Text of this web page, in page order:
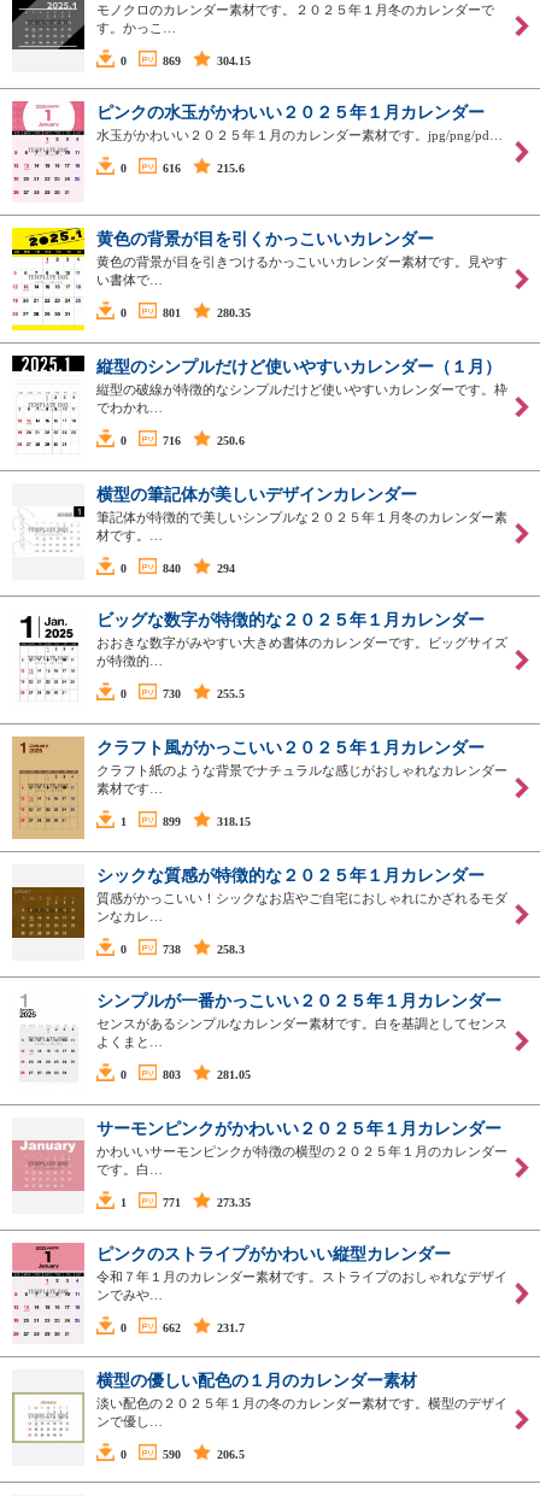
モノクロのカレンダー素材です。２０２５年１月冬のカレンダーで
す。かっこ…
0 869 304.15
ピンクの水玉がかわいい２０２５年１月カレンダー
水玉がかわいい２０２５年１月のカレンダー素材です。jpg/png/pd…
0 616 215.6
黄色の背景が目を引くかっこいいカレンダー
黄色の背景が目を引きつけるかっこいいカレンダー素材です。見やす
い書体で…
0 801 280.35
縦型のシンプルだけど使いやすいカレンダー（１月）
縦型の破線が特徴的なシンプルだけど使いやすいカレンダーです。枠
でわかれ…
0 716 250.6
横型の筆記体が美しいデザインカレンダー
筆記体が特徴的で美しいシンプルな２０２５年１月冬のカレンダー素
材です。…
0 840 294
ビッグな数字が特徴的な２０２５年１月カレンダー
おおきな数字がみやすい大きめ書体のカレンダーです。ビッグサイズ
が特徴的…
0 730 255.5
クラフト風がかっこいい２０２５年１月カレンダー
クラフト紙のような背景でナチュラルな感じがおしゃれなカレンダー
素材です…
1 899 318.15
シックな質感が特徴的な２０２５年１月カレンダー
質感がかっこいい！シックなお店やご自宅におしゃれにかざれるモダ
ンなカレ…
0 738 258.3
シンプルが一番かっこいい２０２５年１月カレンダー
センスがあるシンプルなカレンダー素材です。白を基調としてセンス
よくまと…
0 803 281.05
サーモンピンクがかわいい２０２５年１月カレンダー
かわいいサーモンピンクが特徴の横型の２０２５年１月のカレンダー
です。白…
1 771 273.35
ピンクのストライプがかわいい縦型カレンダー
令和７年１月のカレンダー素材です。ストライプのおしゃれなデザイ
ンでみや…
0 662 231.7
横型の優しい配色の１月のカレンダー素材
淡い配色の２０２５年１月の冬のカレンダー素材です。横型のデザイ
ンで優し…
0 590 206.5